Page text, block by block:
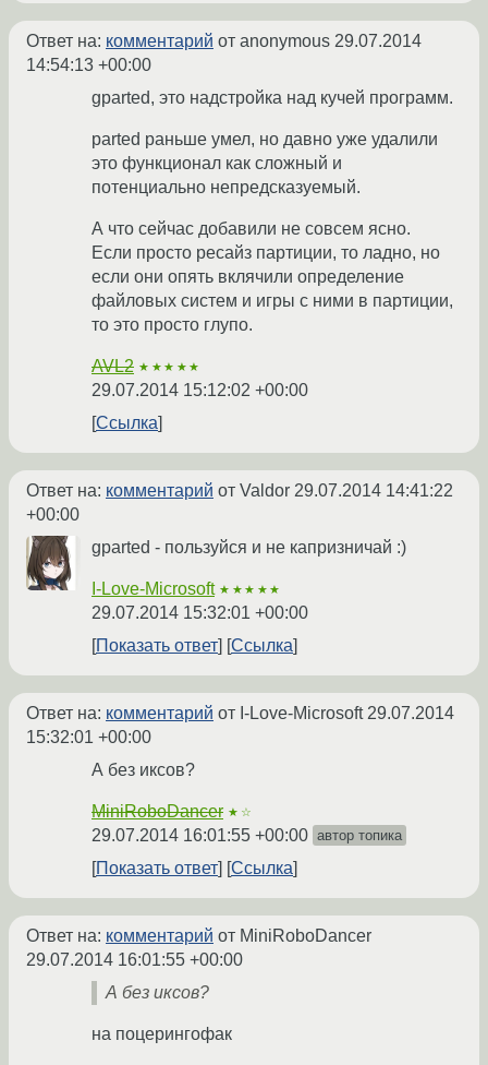
Ответ на: комментарий от anonymous 29.07.2014
14:54:13 +00:00
gparted, это надстройка над кучей программ.
parted раньше умел, но давно уже удалили
это функционал как сложный и
потенциально непредсказуемый.
А что сейчас добавили не совсем ясно.
Если просто ресайз партиции, то ладно, но
если они опять вклячили определение
файловых систем и игры с ними в партиции,
то это просто глупо.
AVL2 ★★★★★
29.07.2014 15:12:02 +00:00
Ссылка
Ответ на: комментарий от Valdor 29.07.2014 14:41:22
+00:00
gparted - пользуйся и не капризничай :)
I-Love-Microsoft ★★★★★
29.07.2014 15:32:01 +00:00
Показать ответ
Ссылка
Ответ на: комментарий от I-Love-Microsoft29.07.2014
15:32:01 +00:00
А без иксов?
MiniRoboDancer ★☆
29.07.2014 16:01:55 +00:00 автор топика
Показать ответ Ссылка
Ответ на: комментарий от MiniRoboDancer
29.07.2014 16:01:55 +00:00
А без иксов?
на поцерингофак